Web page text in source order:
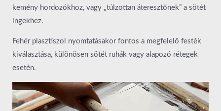
kemény hordozókhoz, vagy „túlzottan áteresztőnek” a sötét
ingekhez.
Fehér plasztiszol nyomtatásakor fontos a megfelelő festék
kiválasztása, különösen sötét ruhák vagy alapozó rétegek
esetén.